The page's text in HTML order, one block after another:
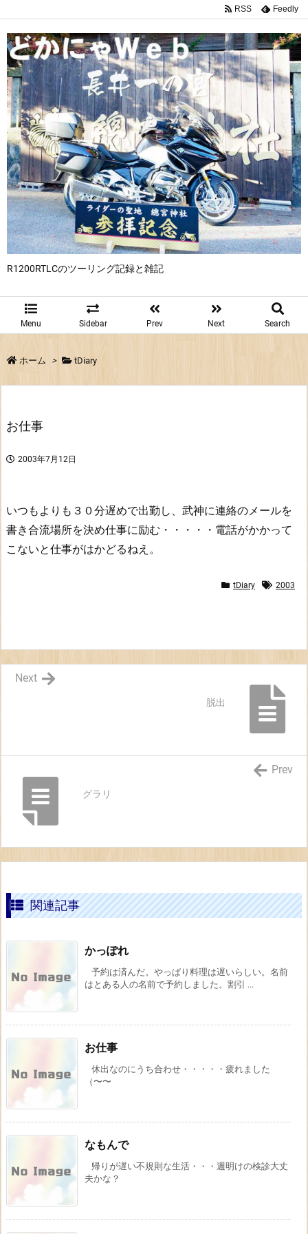
R1200RTLCのツーリング記録と雑記
Menu Sidebar Prev Next Search
RSS Feedly
ホーム > tDiary
お仕事
2003年7月12日
いつもよりも３０分遅めで出勤し、武神に連絡のメールを
書き合流場所を決め仕事に励む・・・・・電話がかかって
こないと仕事がはかどるねえ。
tDiary 2003
脱出
Next
グラリ
Prev
関連記事
かっぽれ
予約は済んだ。やっぱり料理は遅いらしい。名前
はとある人の名前で予約しました。割引 ...
お仕事
休出なのにうち合わせ・・・・・疲れました
（〜〜
なもんで
帰りが遅い不規則な生活・・・週明けの検診大丈
夫かな？